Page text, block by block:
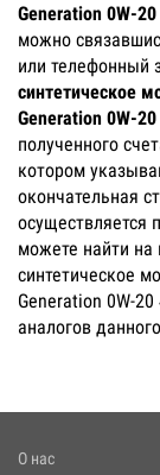
Generation 0W-
можно
или телефонный
синтетическое
Generation 0W-
полученного
котором
окончательная
осуществляется
можете найти на
синтетическое
Generation 0W-
аналогов
О нас